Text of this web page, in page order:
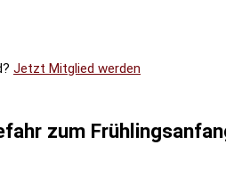
Jetzt Mitglied werden
zum